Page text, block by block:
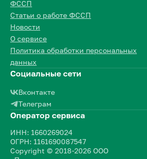
ФССП
Статьи о работе ФССП
Новости
О сервисе
Политика обработки персональных
данных
Социальные сети
Вконтакте
Телеграм
Оператор сервиса
ИНН: 1660269024
ОГРН: 1161690087547
Copyright © 2018-2026 ООО